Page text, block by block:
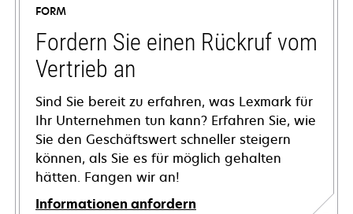
FORM
Fordern Sie einen Rückruf vom
Vertrieb an
Sind Sie bereit zu erfahren, was Lexmark für
Ihr Unternehmen tun kann? Erfahren Sie, wie
Sie den Geschäftswert schneller steigern
können, als Sie es für möglich gehalten
hätten. Fangen wir an!
Informationen anfordern